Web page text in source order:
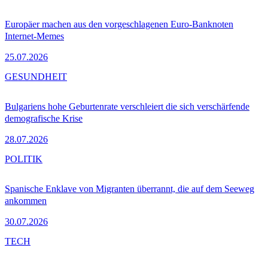
Europäer machen aus den vorgeschlagenen Euro-Banknoten
Internet-Memes
25.07.2026
Bulgariens hohe Geburtenrate verschleiert die sich verschärfende
demografische Krise
28.07.2026
GESUNDHEIT
Spanische Enklave von Migranten überrannt, die auf dem Seeweg
ankommen
30.07.2026
POLITIK
TECH